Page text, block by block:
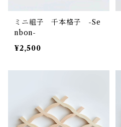
ミニ組子 千本格子 -Se
nbon-
¥2,500